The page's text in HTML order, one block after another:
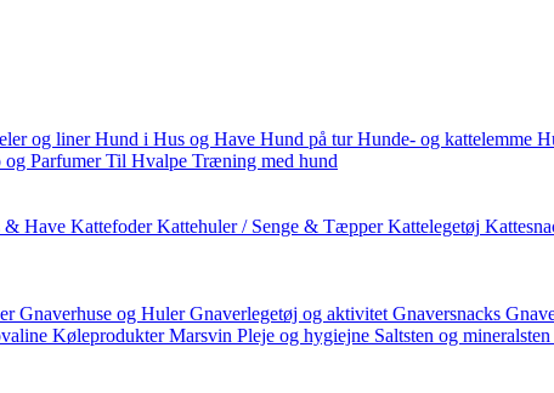
og liner Hund i Hus og Have Hund på tur Hunde- og kattelemme
og Parfumer Til Hvalpe Træning med hund
& Have Kattefoder Kattehuler / Senge & Tæpper Kattelegetøj
Gnaverhuse og Huler Gnaverlegetøj og aktivitet Gnaversnacks
Køleprodukter Marsvin Pleje og hygiejne Saltsten og mineralsten